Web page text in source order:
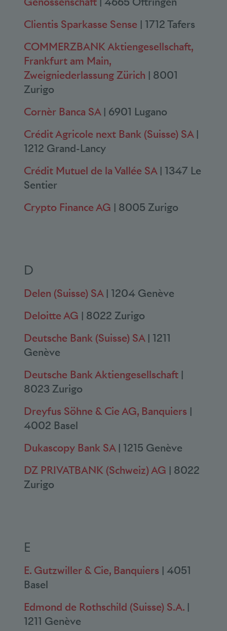
Clientis Sparkasse Sense | 1712 Tafers
COMMERZBANK Aktiengesellschaft,
Frankfurt am Main,
Zweigniederlassung Zürich | 8001
Zurigo
Cornèr Banca SA| 6901 Lugano
Crédit Agricole next Bank (Suisse) SA|
1212 Grand-Lancy
Crédit Mutuel de la Vallée SA| 1347 Le
Sentier
Crypto Finance AG | 8005 Zurigo
D
Delen (Suisse) SA| 1204 Genève
Deloitte AG | 8022 Zurigo
Deutsche Bank (Suisse) SA| 1211
Genève
Deutsche Bank Aktiengesellschaft |
8023 Zurigo
Dreyfus Söhne & Cie AG, Banquiers |
4002 Basel
Dukascopy Bank SA| 1215 Genève
DZ PRIVATBANK (Schweiz) AG | 8022
Zurigo
E
E. Gutzwiller & Cie, Banquiers | 4051
Basel
Edmond de Rothschild (Suisse) S.A. |
1211 Genève